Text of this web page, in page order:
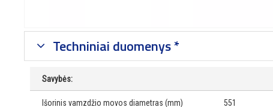
Techniniai duomenys *
Savybės:
Išorinis vamzdžio movos diametras (mm) 551